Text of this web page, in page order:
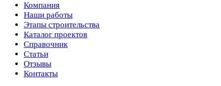
Компания
Наши работы
Этапы строительства
Каталог проектов
Справочник
Статьи
Отзывы
Контакты